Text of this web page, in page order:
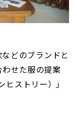
どのブランドと
せた服の提案
ストリー）」